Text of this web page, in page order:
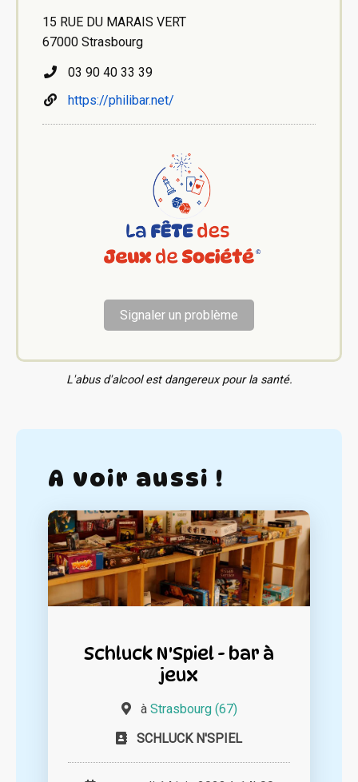
15 RUE DU MARAIS VERT
67000 Strasbourg
03 90 40 33 39
https://philibar.net/
Signaler un problème
L'abus d'alcool est dangereux pour la santé.
A voir aussi !
Schluck N'Spiel - bar à
jeux
à Strasbourg (67)
SCHLUCK N'SPIEL